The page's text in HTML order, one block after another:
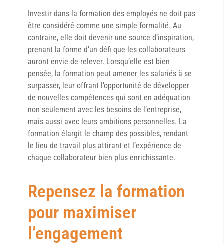
Investir dans la formation des employés ne doit pas
être considéré comme une simple formalité. Au
contraire, elle doit devenir une source d’inspiration,
prenant la forme d’un défi que les collaborateurs
auront envie de relever. Lorsqu’elle est bien
pensée, la formation peut amener les salariés à se
surpasser, leur offrant l’opportunité de développer
de nouvelles compétences qui sont en adéquation
non seulement avec les besoins de l’entreprise,
mais aussi avec leurs ambitions personnelles. La
formation élargit le champ des possibles, rendant
le lieu de travail plus attirant et l’expérience de
chaque collaborateur bien plus enrichissante.
Repensez la formation
pour maximiser
l’engagement